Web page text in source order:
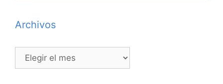
Archivos
Archivos